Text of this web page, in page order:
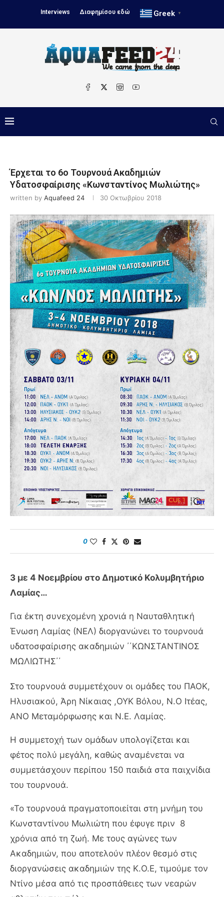
Interviews Διαφημίσου εδώ Greek ▼
Έρχεται το 6ο Τουρνουά Ακαδημιών
Υδατοσφαίρισης «Κωνσταντίνος Μωλιώτης»
written by Aquafeed 24 30 Οκτωβρίου 2018
0
3 με 4 Νοεμβρίου στο Δημοτικό Κολυμβητήριο
Λαμίας…
Για έκτη συνεχομένη χρονιά η Ναυταθλητική
Ένωση Λαμίας (ΝΕΛ) διοργανώνει το τουρνουά
υδατοσφαίρισης ακαδημιών ΄΄ΚΩΝΣΤΑΝΤΙΝΟΣ
ΜΩΛΙΩΤΗΣ΄΄
Στο τουρνουά συμμετέχουν οι ομάδες του ΠΑΟΚ,
Ηλυσιακού, Άρη Νίκαιας ,ΟΥΚ Βόλου, Ν.Ο Ιτέας,
ΑΝΟ Μεταμόρφωσης και Ν.Ε. Λαμίας.
Η συμμετοχή των ομάδων υπολογίζεται και
φέτος πολύ μεγάλη, καθώς αναμένεται να
συμμετάσχουν περίπου 150 παιδιά στα παιχνίδια
του τουρνουά.
«Το τουρνουά πραγματοποιείται στη μνήμη του
Κωνσταντίνου Μωλιώτη που έφυγε πριν 8
χρόνια από τη ζωή. Με τους αγώνες των
Ακαδημιών, που αποτελούν πλέον θεσμό στις
διοργανώσεις ακαδημιών της Κ.Ο.Ε, τιμούμε τον
Ντίνο μέσα από τις προσπάθειες των νεαρών